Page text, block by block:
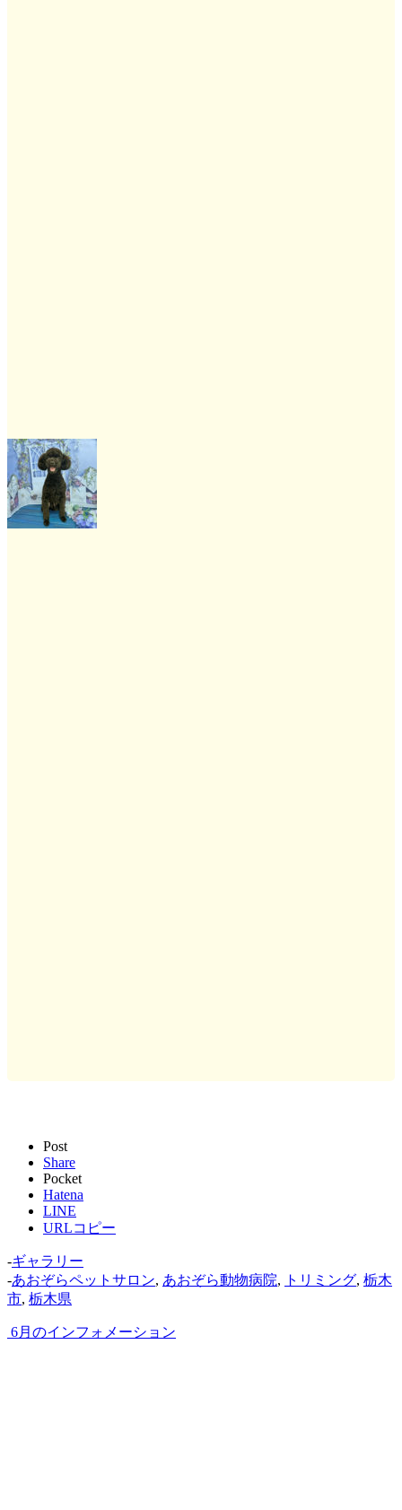
Post
Share
Pocket
Hatena
LINE
URLコピー
-ギャラリー
-あおぞらペットサロン, あおぞら動物病院, トリミング, 栃木
市, 栃木県
6月のインフォメーション